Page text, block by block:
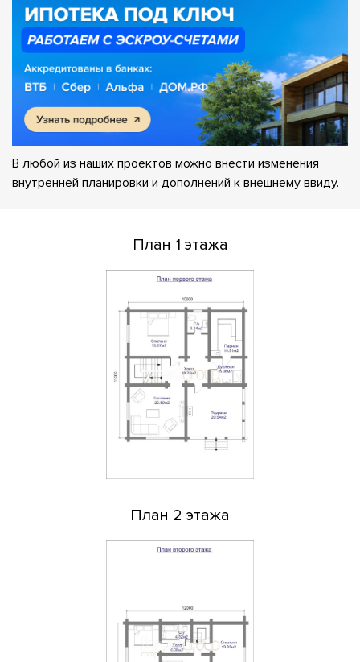
В любой из наших проектов можно внести изменения
внутренней планировки и дополнений к внешнему ввиду.
План 1 этажа
План 2 этажа